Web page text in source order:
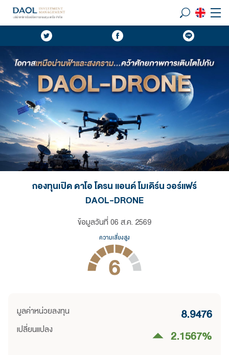
กองทุนเปิด ดาโอ โดรน แอนด์ โมเดิร์น วอร์แฟร์
DAOL-DRONE
ข้อมูลวันที่ 06 ส.ค. 2569
ความเสี่ยงสูง
6
มูลค่าหน่วยลงทุน 8.9476
เปลี่ยนแปลง 2.1567%